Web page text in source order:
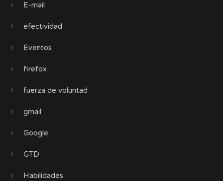
E-mail
efectividad
Eventos
firefox
fuerza de voluntad
gmail
Google
GTD
Habilidades